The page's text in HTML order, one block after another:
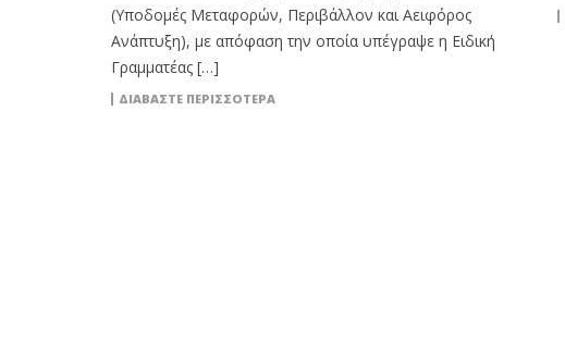
(Υποδομές Μεταφορών, Περιβάλλον και Αειφόρος
Ανάπτυξη), με απόφαση την οποία υπέγραψε η Ειδική
Γραμματέας […]
ΔΙΑΒΆΣΤΕ ΠΕΡΙΣΣΌΤΕΡΑ